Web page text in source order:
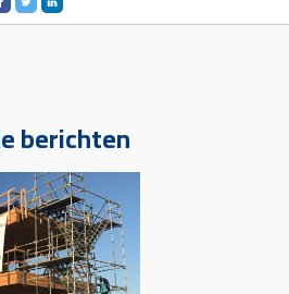
berichten